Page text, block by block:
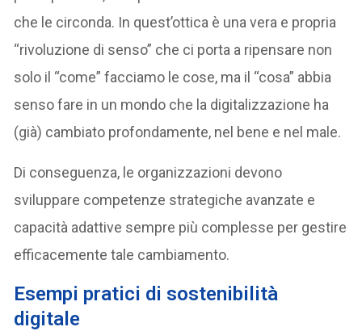
che le circonda. In quest’ottica è una vera e propria
“rivoluzione di senso” che ci porta a ripensare non
solo il “come” facciamo le cose, ma il “cosa” abbia
senso fare in un mondo che la digitalizzazione ha
(già) cambiato profondamente, nel bene e nel male.
Di conseguenza, le organizzazioni devono
sviluppare competenze strategiche avanzate e
capacità adattive sempre più complesse per gestire
efficacemente tale cambiamento.
Esempi pratici di sostenibilità
digitale